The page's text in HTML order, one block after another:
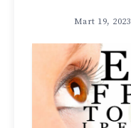
Mart 19, 2023